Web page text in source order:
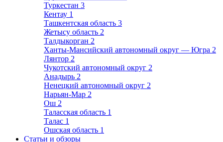
Туркестан 3
Кентау 1
Ташкентская область 3
Жетысу область 2
Талдыкорган 2
Ханты-Мансийский автономный округ — Югра 2
Лянтор 2
Чукотский автономный округ 2
Анадырь 2
Ненецкий автономный округ 2
Нарьян-Мар 2
Ош 2
Таласская область 1
Талас 1
Ошская область 1
Статьи и обзоры